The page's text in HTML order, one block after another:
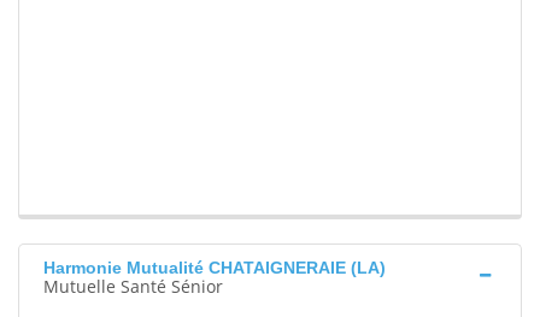
Harmonie Mutualité CHATAIGNERAIE (LA)
Mutuelle Santé Sénior